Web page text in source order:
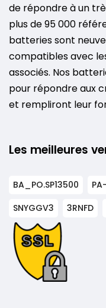
de répondre à un
plus de 95 000
batteries sont
compatibles avec
associés. Nos
pour répondre aux
et rempliront leur
Les meilleures
BA_PO.SP13500
SNYGGV3
3RNFD